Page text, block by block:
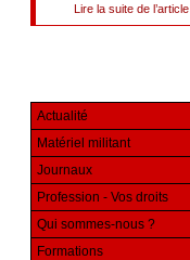
Lire la suite de l’article
Actualité
Matériel militant
Journaux
Profession - Vos droits
Qui sommes-nous ?
Formations